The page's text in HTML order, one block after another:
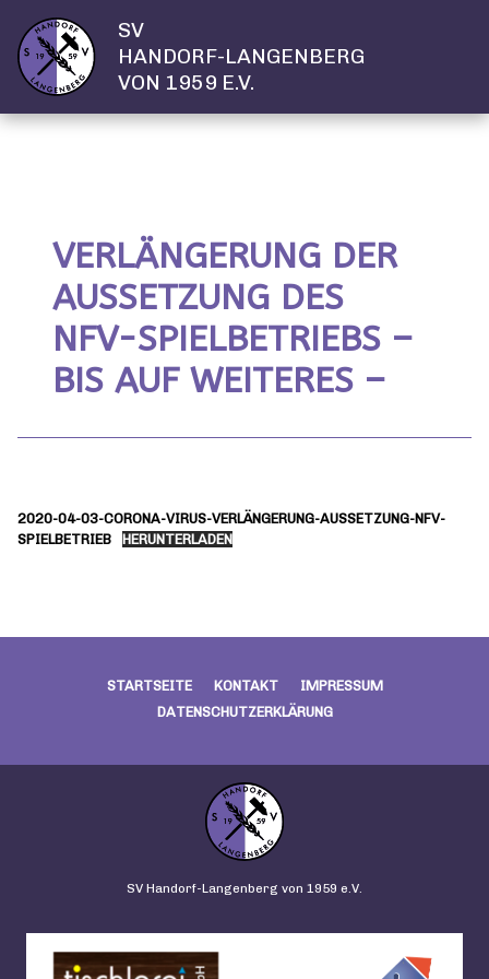
SV
HANDORF-LANGENBERG
VON 1959 E.V.
VERLÄNGERUNG DER
AUSSETZUNG DES
NFV-SPIELBETRIEBS –
BIS AUF WEITERES –
2020-04-03-CORONA-VIRUS-VERLÄNGERUNG-AUSSETZUNG-NFV-
SPIELBETRIEB
HERUNTERLADEN
STARTSEITE KONTAKT
IMPRESSUM
DATENSCHUTZERKLÄRUNG
SV Handorf-Langenberg von 1959 e.V.